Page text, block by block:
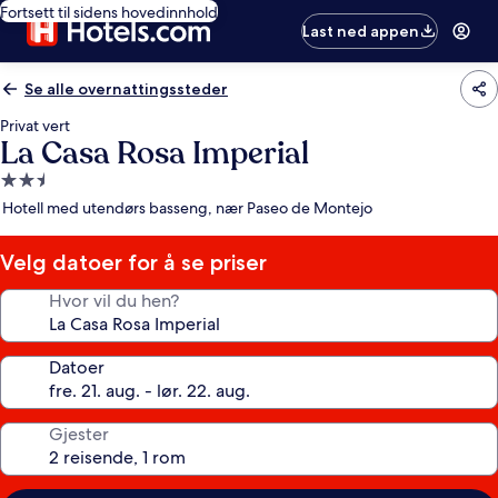
Fortsett til sidens hovedinnhold
Last ned appen
Se alle overnattingssteder
Privat vert
La Casa Rosa Imperial
Overnattingssted
med
stjerner
Hotell med utendørs basseng, nær Paseo de Montejo
Velg datoer for å se priser
Hvor vil du hen?
Datoer
Gjester